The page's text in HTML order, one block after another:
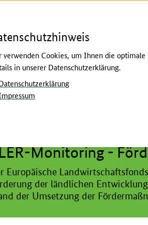
Menü
Monitoring -
Europäische
der ländlichen
der Umsetzung der
verwenden Cookies, um Ihnen die
in unserer Datenschutzerklärung.